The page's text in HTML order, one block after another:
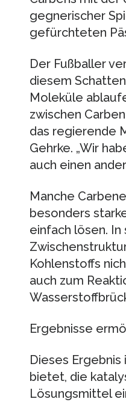
gegnerischer
gefürchteten
Der Fußballer
diesem
Moleküle
zwischen
das regierende
Gehrke. „Wir
auch einen
Manche
besonders
einfach lösen.
Kohlenstoffs
auch zum
Ergebnisse
Dieses
bietet, die
Lösungsmittel